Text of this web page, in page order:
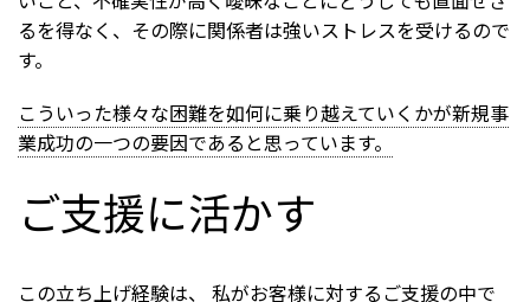
るを得なく、その際に関係者は強いストレスを受けるので
す。
こういった様々な困難を如何に乗り越えていくかが新規事
業成功の一つの要因であると思っています。
ご支援に活かす
この立ち上げ経験は、 私がお客様に対するご支援の中で